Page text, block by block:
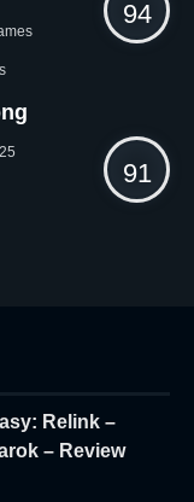
94
91
Relink –
– Review